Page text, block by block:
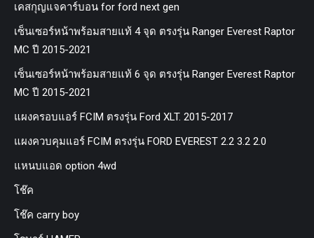
เคสกุญแจคาร์บอน for ford next gen
เซ็นเซอร์หน้าพร้อมสายแท้ 4 จุด ตรงรุ่น Ranger Everest Raptor
MC ปี 2015-2021
เซ็นเซอร์หน้าพร้อมสายแท้ 6 จุด ตรงรุ่น Ranger Everest Raptor
MC ปี 2015-2021
แผงครอบแอร์ FCIM ตรงรุ่น Ford XLT. 2015-2017
แผงควบคุมแอร์ FCIM ตรงรุ่น FORD EVEREST 2.2 3.2 2.0
แหนบแอด option 4wd
โช๊ค
โช๊ค carry boy